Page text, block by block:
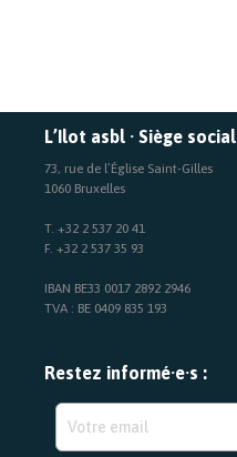
L’Ilot asbl · Siège social
73, rue de l’Église Saint-Gilles
1060 Bruxelles
T. +32 2 537 20 41
F. +32 2 537 35 93
IBAN BE33 0017 2892 2946
TVA : BE 0409 835 193
Restez informé·e·s :